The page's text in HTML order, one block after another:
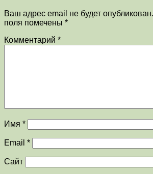
Ваш адрес email не будет опубликован.
поля помечены *
Комментарий *
Имя *
Email *
Сайт